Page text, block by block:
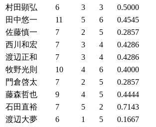
村田顕弘
6 3 3
0.5000
田中悠一
11 5 6
0.4545
佐藤慎一
7 2 5
0.2857
西川和宏
7 3 4
0.4286
渡辺正和
7 3 4
0.4286
牧野光則
10 4 6
0.4000
門倉啓太
7 2 5
0.2857
藤森哲也
9 4 5
0.4444
石田直裕
7 5 2
0.7143
渡辺大夢
6 1 5
0.1667